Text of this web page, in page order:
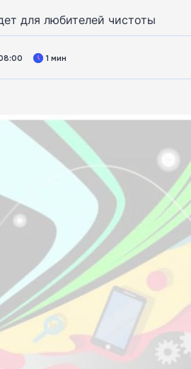
для любителей чистоты
1 мин